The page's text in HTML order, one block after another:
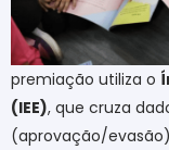
premiação utiliza o
(IEE), que cruza
(aprovação/